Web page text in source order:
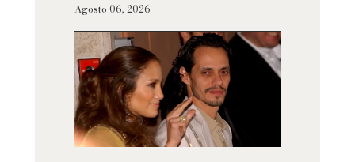
Agosto 06, 2026